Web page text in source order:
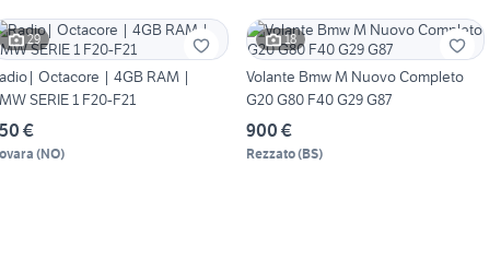
29
Octacore | 4GB RAM |
SERIE 1 F20-F21
€
(NO)
18
Volante Bmw M Nuovo Completo
G20 G80 F40 G29 G87
900 €
Rezzato(BS)